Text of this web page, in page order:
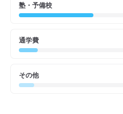
塾・予備校
通学費
その他